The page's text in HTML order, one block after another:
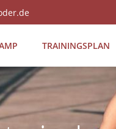
TRAI­NINGS­PLAN